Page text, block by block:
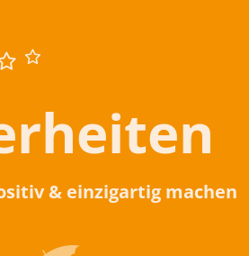
& einzigartig machen